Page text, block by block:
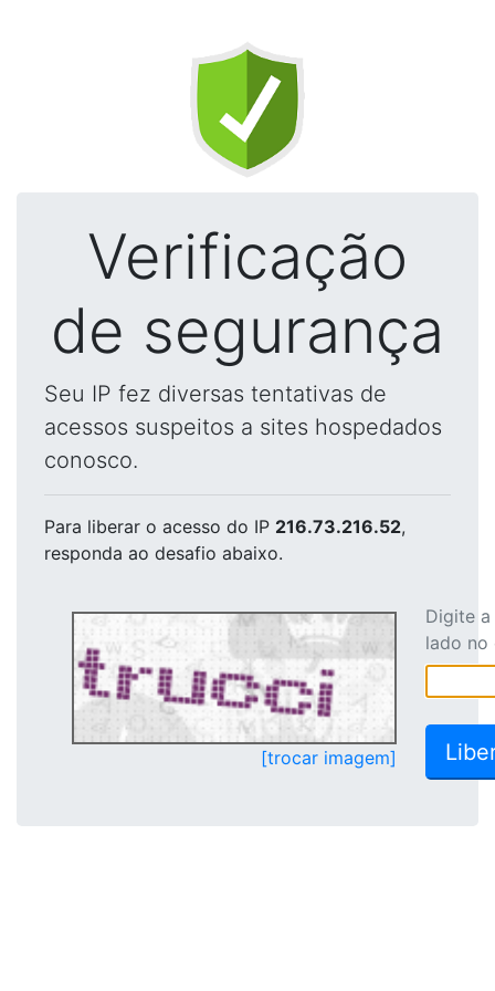
Verificação
de segurança
Seu IP fez diversas tentativas de
acessos suspeitos a sites hospedados
conosco.
Para liberar o acesso do IP 216.73.216.52,
responda ao desafio abaixo.
[trocar imagem]
Digite
lado no